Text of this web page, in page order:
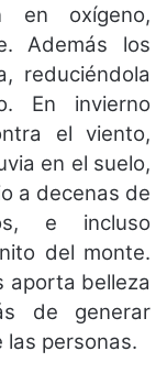
en oxígeno,
Además los
reduciéndola
En invierno
el viento,
en el suelo,
a decenas de
e incluso
del monte.
aporta belleza
de generar
las personas.